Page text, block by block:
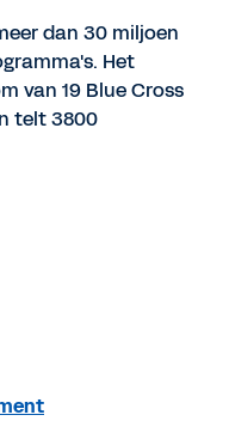
dan 30 miljoen
Het
van 19 Blue Cross
telt 3800